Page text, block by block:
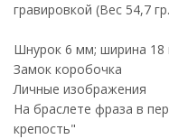
гравировкой (Вес 54,7
Шнурок 6 мм; ширина 18
Замок коробочка
Личные изображения
На браслете фраза в
крепость"